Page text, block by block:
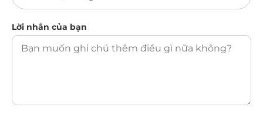
Lời nhắn của bạn